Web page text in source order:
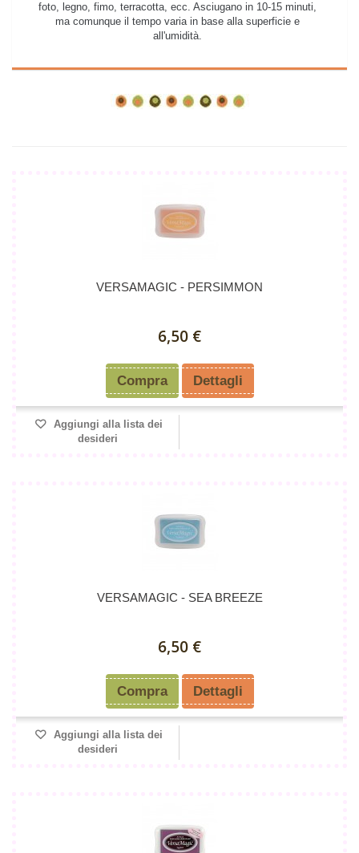
foto, legno, fimo, terracotta, ecc. Asciugano in 10-15 minuti,
ma comunque il tempo varia in base alla superficie e
all'umidità.
VERSAMAGIC - PERSIMMON
6,50 €
Compra Dettagli
Aggiungi alla lista dei
desideri
VERSAMAGIC - SEA BREEZE
6,50 €
Compra Dettagli
Aggiungi alla lista dei
desideri